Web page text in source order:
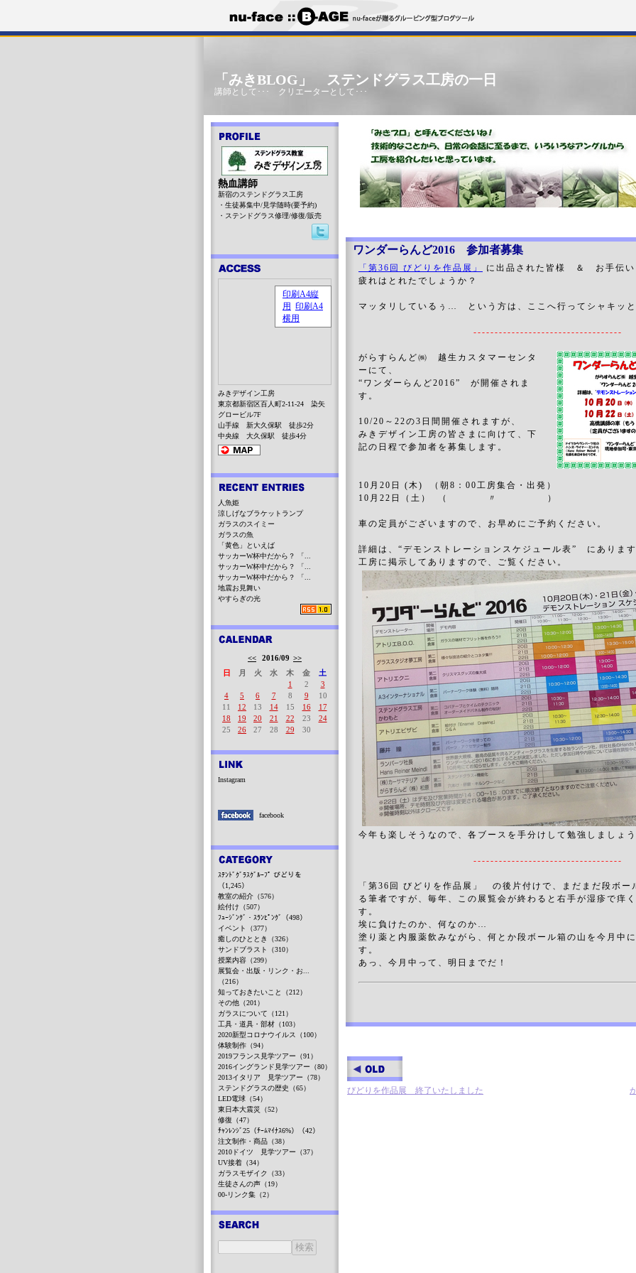
「みきBLOG」 ステンドグラス工房の一日
講師として･･･ クリエーターとして･･･
ワンダーらんど2016 参加者募集
「第36回 びどりを作品展」
に出品された皆様 ＆ お手伝い
疲れはとれたでしょうか？
マッタリしているぅ… という方は、ここへ行ってシャキッ
-----------------------------------
がらすらんど㈱ 越生カスタマーセンタ
ーにて、
“ワンダーらんど2016” が開催されま
す。
10/20～22の3日間開催されますが、
みきデザイン工房の皆さまに向けて、下
記の日程で参加者を募集します。
10月20日 (木) （朝8：00工房集合・出発）
10月22日（土） （ 〃 ）
車の定員がございますので、お早めにご予約ください。
詳細は、“デモンストレーションスケジュール表” にありま
工房に掲示してありますので、ご覧ください。
今年も楽しそうなので、各ブースを手分けして勉強しましょ
-----------------------------------
「第36回 びどりを作品展」 の後片付けで、まだまだ段ボー
る筆者ですが、毎年、この展覧会が終わると右手が湿疹で痒
す。
埃に負けたのか、何なのか…
塗り薬と内服薬飲みながら、何とか段ボール箱の山を今月中
す。
あっ、今月中って、明日までだ！
びどりを作品展 終了いたしました
熱血講師
新宿のステンドグラス工房
・生徒募集中/見学随時(要予約)
・ステンドグラス修理/修復/販売
みきデザイン工房
東京都新宿区百人町2-11-24 染矢
グロービル7F
山手線 新大久保駅 徒歩2分
中央線 大久保駅 徒歩4分
人魚姫
涼しげなブラケットランプ
ガラスのスイミー
ガラスの魚
「黄色」といえば
サッカーW杯中だから？ 「...
サッカーW杯中だから？ 「...
サッカーW杯中だから？ 「...
地震お見舞い
やすらぎの光
<< 2016/09 >>
日
月 火 水 木 金
土
1
2
3
4
5 6 7 8 9
10
11
12 13 14 15 16
17
18
19 20 21 22 23
24
25
26 27 28 29 30
Instagram
facebook
ｽﾃﾝﾄﾞｸﾞﾗｽｸﾞﾙｰﾌﾟ びどりを
（1,245）
教室の紹介（576）
絵付け（507）
ﾌｭｰｼﾞﾝｸﾞ・ｽﾗﾝﾋﾟﾝｸﾞ（498）
イベント（377）
癒しのひととき（326）
サンドブラスト（310）
授業内容（299）
展覧会・出版・リンク・お...
（216）
知っておきたいこと（212）
その他（201）
ガラスについて（121）
工具・道具・部材（103）
2020新型コロナウイルス（100）
体験制作（94）
2019フランス見学ツアー（91）
2016イングランド見学ツアー（80）
2013イタリア 見学ツアー（78）
ステンドグラスの歴史（65）
LED電球（54）
東日本大震災（52）
修復（47）
ﾁｬﾝﾚﾝｼﾞ25（ﾁｰﾑﾏｲﾅｽ6%）（42）
注文制作・商品（38）
2010ドイツ 見学ツアー（37）
UV接着（34）
ガラスモザイク（33）
生徒さんの声（19）
00-リンク集（2）